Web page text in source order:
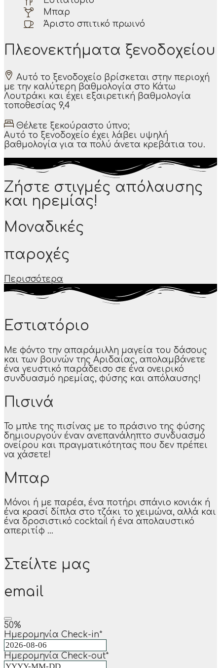
Μπαρ
Άριστο σπιτικό πρωινό
Πλεονεκτήματα ξενοδοχείου
Αυτό το ξενοδοχείο βρίσκεται στην περιοχή
με την καλύτερη βαθμολογία στο Κάτω
Λουτράκι και έχει εξαιρετική βαθμολογία
τοποθεσίας 9,4
Θέλετε ξεκούραστο ύπνο;
Αυτό το ξενοδοχείο έχει λάβει υψηλή
βαθμολογία για τα πολύ άνετα κρεβάτια του.
Ζήστε στιγμές απόλαυσης
και ηρεμίας!​
Μοναδικές
παροχές
Περισσότερα
Εστιατόριο
Με φόντο την απαράμιλλη μαγεία του δάσους
και των βουνών της Αριδαίας, απολαμβάνετε
ένα γευστικό παράδεισο σε ένα ονειρικό
συνδυασμό ηρεμίας, φύσης και απόλαυσης!
Πισινά
Το μπλε της πισίνας με το πράσινο της φύσης
δημιουργούν έναν ανεπανάληπτο συνδυασμό
ονείρου και πραγματικότητας που δεν πρέπει
να χάσετε!
Μπαρ
Μόνοι ή με παρέα, ένα ποτήρι σπάνιο κονιάκ ή
ένα κρασί δίπλα στο τζάκι το χειμώνα, αλλά και
ένα δροσιστικό cocktail ή ένα απολαυστικό
απεριτίφ ...
Στείλτε μας
email
50%
Ημερομηνία Check-in*
Ημερομηνία Check-out*